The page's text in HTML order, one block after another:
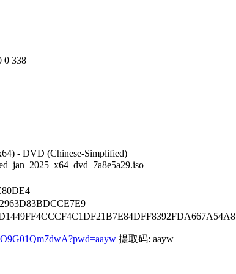
0 338
- DVD (Chinese-Simplified)
提取码: aayw